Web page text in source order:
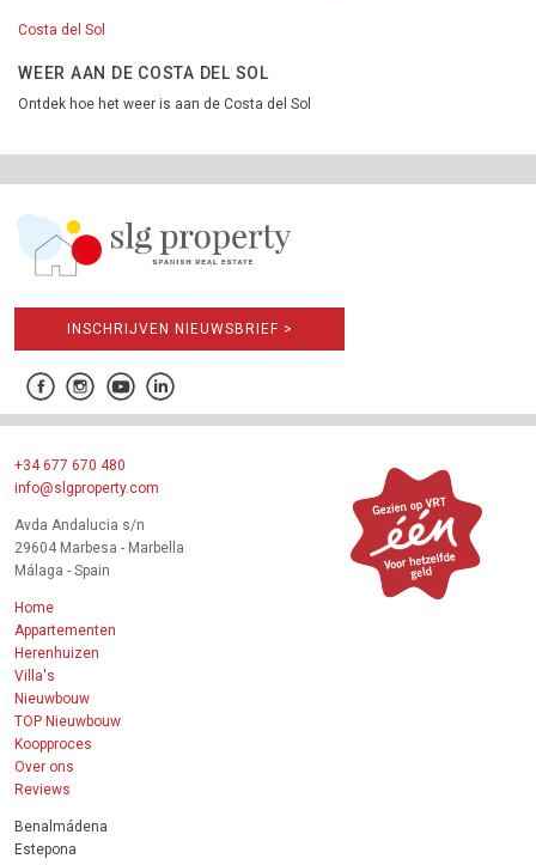
Costa del Sol
WEER AAN DE COSTA DEL SOL
Ontdek hoe het weer is aan de Costa del Sol
INSCHRIJVEN NIEUWSBRIEF >
+34 677 670 480
info@slgproperty.com
Avda Andalucia s/n
29604 Marbesa - Marbella
Málaga - Spain
Home
Appartementen
Herenhuizen
Villa's
Nieuwbouw
TOP Nieuwbouw
Koopproces
Over ons
Reviews
Benalmádena
Estepona